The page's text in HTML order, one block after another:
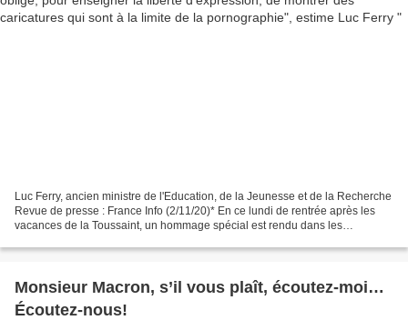
Luc Ferry, ancien ministre de l'Education, de la Jeunesse et de la Recherche
Revue de presse : France Info (2/11/20)* En ce lundi de rentrée après les
vacances de la Toussaint, un hommage spécial est rendu dans les
Monsieur Macron, s’il vous plaît, écoutez-moi…
Écoutez-nous!